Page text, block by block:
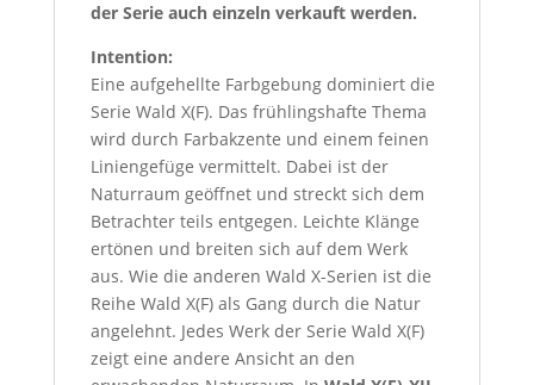
der Serie auch einzeln verkauft werden.
Intention:
Eine aufgehellte Farbgebung dominiert die
Serie Wald X(F). Das frühlingshafte Thema
wird durch Farbakzente und einem feinen
Liniengefüge vermittelt. Dabei ist der
Naturraum geöffnet und streckt sich dem
Betrachter teils entgegen. Leichte Klänge
ertönen und breiten sich auf dem Werk
aus. Wie die anderen Wald X-Serien ist die
Reihe Wald X(F) als Gang durch die Natur
angelehnt. Jedes Werk der Serie Wald X(F)
zeigt eine andere Ansicht an den